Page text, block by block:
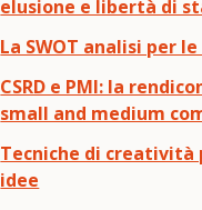
elusione e libertà di
La SWOT analisi per
CSRD e PMI: la
small and medium
Tecniche di creatività
idee